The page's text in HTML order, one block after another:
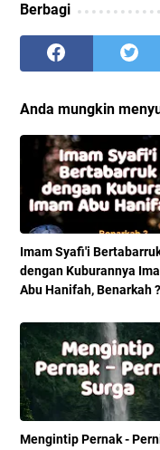
Berbagi
Anda mungkin
Imam Syafi'i
dengan Kuburannya
Abu Hanifah, Benarkah ?
Mengintip Pernak -